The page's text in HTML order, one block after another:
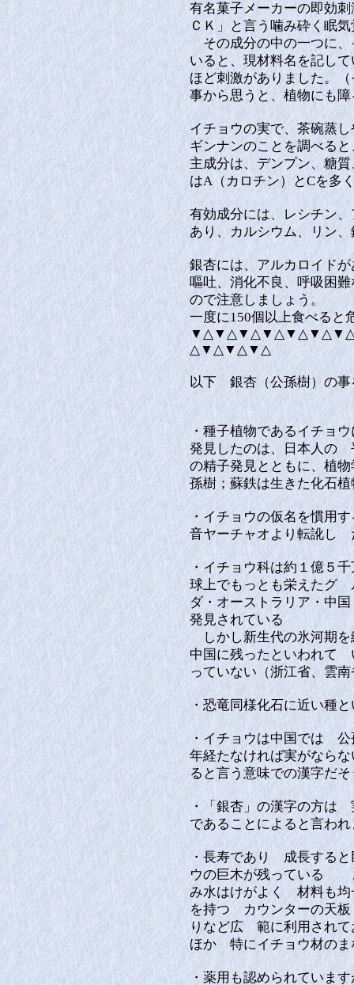
有名菓子メーカーの即効
ＣＫ」と言う噛み砕く眠
その成分の中の一つに、
いると、現材料名を記し
ほど刺激がありました。
事から思うと、植物にも
イチョウの実で、茶碗蒸
ギンナンのことを調べると
主成分は、デンプン、糖
はA（カロチン）とCを多
有効成分には、レシチン
あり、カルシウム、リン
銀杏には、アルカロイド
嘔吐、消化不良、呼吸困
ので注意しましょう。
一度に150個以上食べると
△▼△▼△▼△
以下 銀杏（公孫樹）の事
・種子植物であるイチョ
発見したのは、日本人の
の精子発見とともに、植
孫樹；蘇鉄は生きた化石
・イチョウの仮名を慣用
音ヤーチャオより転訛
・イチョウ科は約１億５
球上でもっとも栄えたグ
ダ・オーストラリア・中
発見されている
しかし新生代の氷河期
中国に残ったといわれて
っていない（浙江省、雲
・恐竜同様化石に近い種
・イチョウは中国では
年経たなければ実がなら
ると言う意味での漢字だ
・「銀杏」の漢字の方は
であることによると言わ
・長寿であり 成長する
ウの巨木が残っている
み水はけがよく 材料も
を持つ カウンターの天板
りなど広 範に利用され
ほか 特にイチョウ材の
・薬用も認められていま